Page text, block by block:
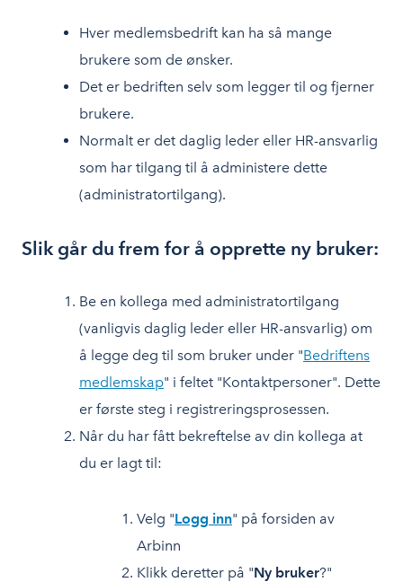
Hver medlemsbedrift kan ha så mange
brukere som de ønsker.
Det er bedriften selv som legger til og fjerner
brukere.
Normalt er det daglig leder eller HR-ansvarlig
som har tilgang til å administere dette
(administratortilgang).
Slik går du frem for å opprette ny bruker:
Be en kollega med administratortilgang
(vanligvis daglig leder eller HR-ansvarlig) om
å legge deg til som bruker under "Bedriftens
medlemskap" i feltet "Kontaktpersoner". Dette
er første steg i registreringsprosessen.
Når du har fått bekreftelse av din kollega at
du er lagt til:
Velg "Logg inn" på forsiden av
Arbinn
Klikk deretter på "Ny bruker?"